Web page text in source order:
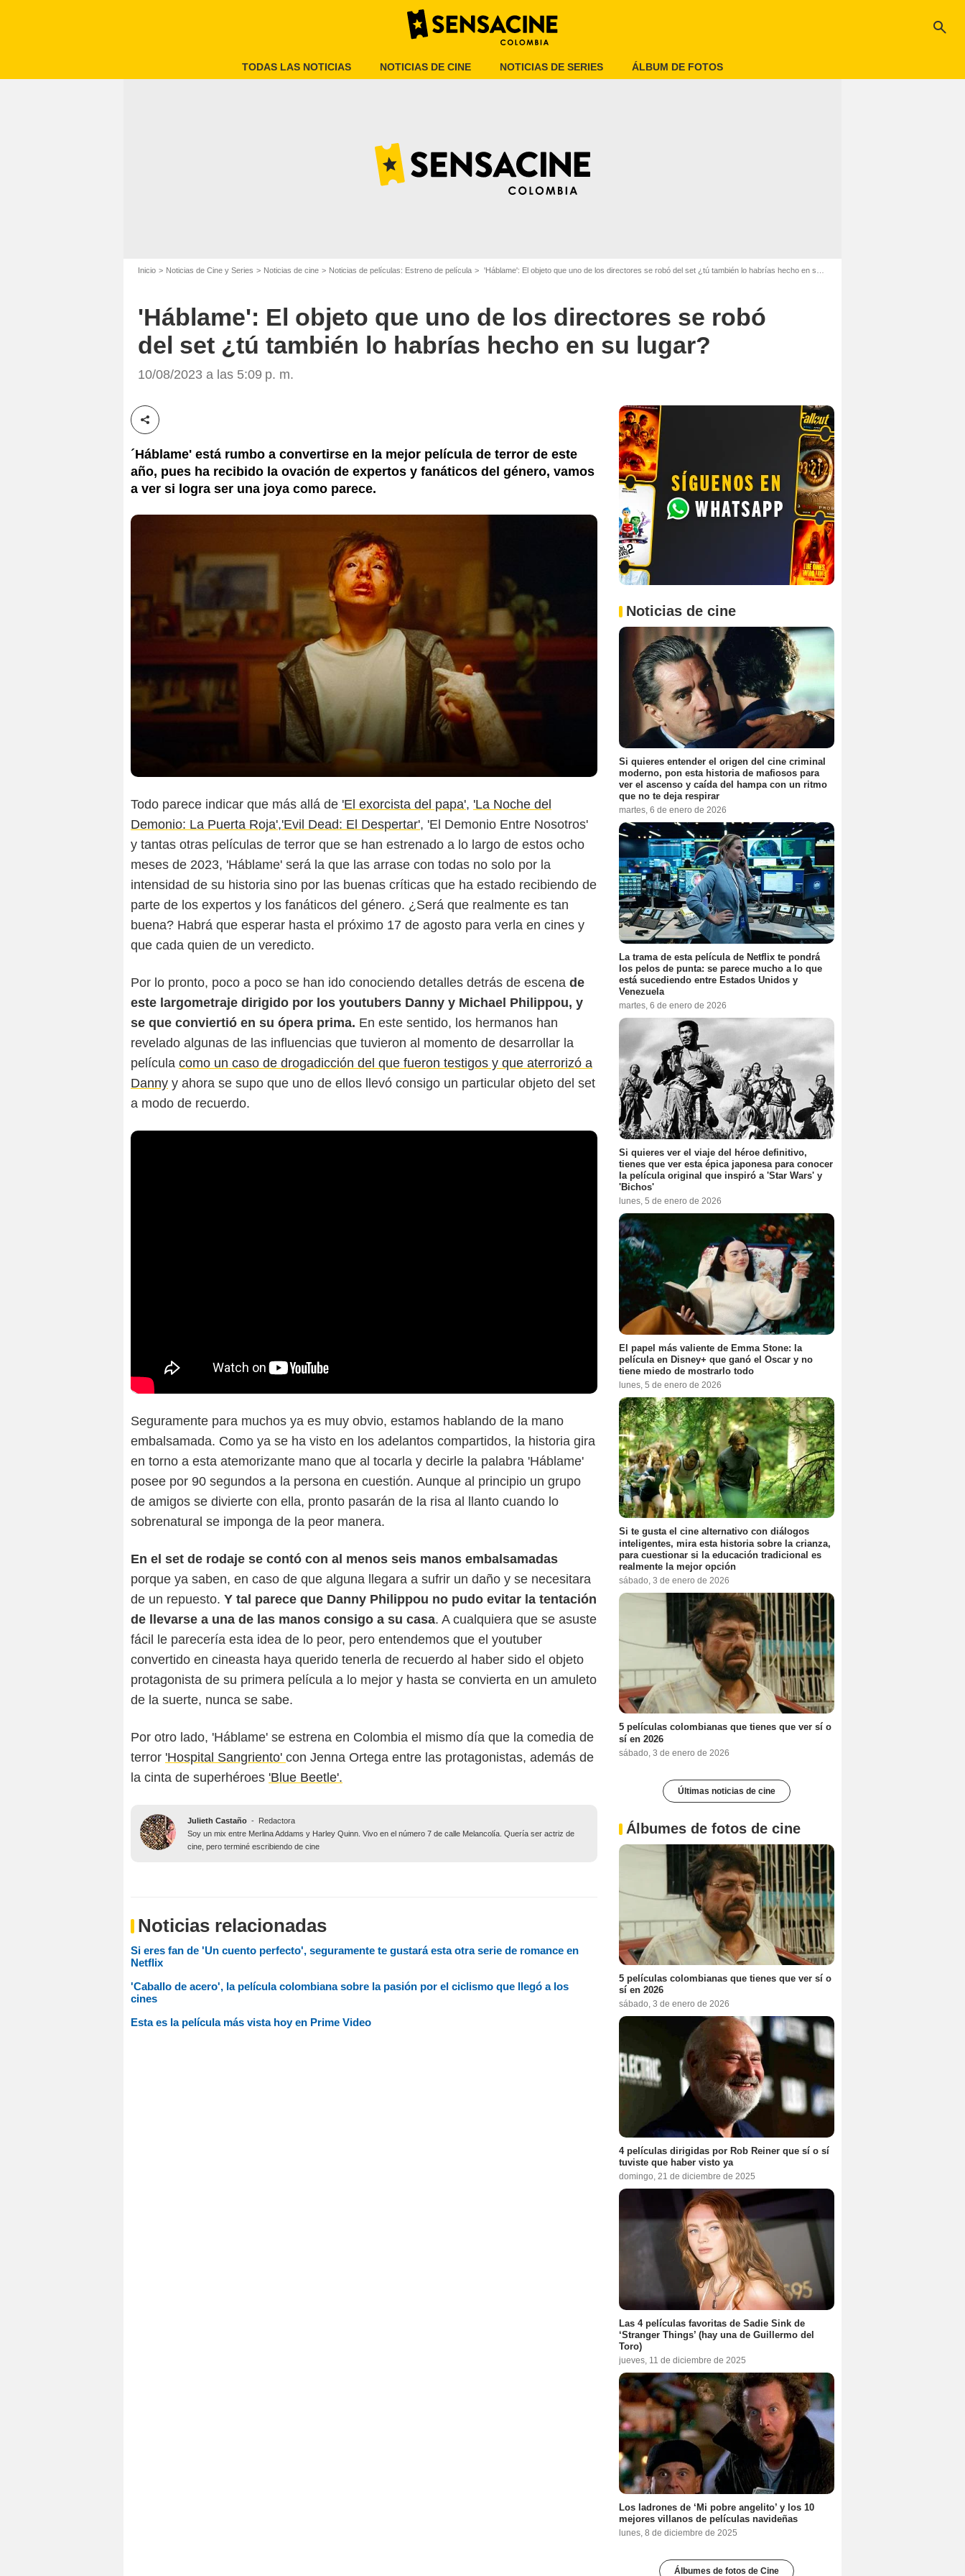
search
TODAS LAS NOTICIAS NOTICIAS DE CINE NOTICIAS DE SERIES ÁLBUM DE FOTOS
Inicio Noticias de Cine y Series Noticias de cine Noticias de películas: Estreno de película 'Háblame': El objeto que uno de los directores se robó del set ¿tú también lo habrías hecho en su lugar?
'Háblame': El objeto que uno de los directores se robó
del set ¿tú también lo habrías hecho en su lugar?
10/08/2023 a las 5:09 p. m.
Compartir esta noticia
´Háblame' está rumbo a convertirse en la mejor película de terror de este
año, pues ha recibido la ovación de expertos y fanáticos del género, vamos
a ver si logra ser una joya como parece.
Todo parece indicar que más allá de 'El exorcista del papa', 'La Noche del
Demonio: La Puerta Roja','Evil Dead: El Despertar', 'El Demonio Entre Nosotros'
y tantas otras películas de terror que se han estrenado a lo largo de estos ocho
meses de 2023, 'Háblame' será la que las arrase con todas no solo por la
intensidad de su historia sino por las buenas críticas que ha estado recibiendo de
parte de los expertos y los fanáticos del género. ¿Será que realmente es tan
buena? Habrá que esperar hasta el próximo 17 de agosto para verla en cines y
que cada quien de un veredicto.
Por lo pronto, poco a poco se han ido conociendo detalles detrás de escena de
este largometraje dirigido por los youtubers Danny y Michael Philippou, y
se que conviertió en su ópera prima. En este sentido, los hermanos han
revelado algunas de las influencias que tuvieron al momento de desarrollar la
película como un caso de drogadicción del que fueron testigos y que aterrorizó a
Danny y ahora se supo que uno de ellos llevó consigo un particular objeto del set
a modo de recuerdo.
Seguramente para muchos ya es muy obvio, estamos hablando de la mano
embalsamada. Como ya se ha visto en los adelantos compartidos, la historia gira
en torno a esta atemorizante mano que al tocarla y decirle la palabra 'Háblame'
posee por 90 segundos a la persona en cuestión. Aunque al principio un grupo
de amigos se divierte con ella, pronto pasarán de la risa al llanto cuando lo
sobrenatural se imponga de la peor manera.
En el set de rodaje se contó con al menos seis manos embalsamadas
porque ya saben, en caso de que alguna llegara a sufrir un daño y se necesitara
de un repuesto. Y tal parece que Danny Philippou no pudo evitar la tentación
de llevarse a una de las manos consigo a su casa. A cualquiera que se asuste
fácil le parecería esta idea de lo peor, pero entendemos que el youtuber
convertido en cineasta haya querido tenerla de recuerdo al haber sido el objeto
protagonista de su primera película a lo mejor y hasta se convierta en un amuleto
de la suerte, nunca se sabe.
Por otro lado, 'Háblame' se estrena en Colombia el mismo día que la comedia de
terror 'Hospital Sangriento' con Jenna Ortega entre las protagonistas, además de
la cinta de superhéroes 'Blue Beetle'.
Julieth Castaño - Redactora
Soy un mix entre Merlina Addams y Harley Quinn. Vivo en el número 7 de calle Melancolía. Quería ser actriz de
cine, pero terminé escribiendo de cine
Noticias relacionadas
Si eres fan de 'Un cuento perfecto', seguramente te gustará esta otra serie de romance en
Netflix
'Caballo de acero', la película colombiana sobre la pasión por el ciclismo que llegó a los
cines
Esta es la película más vista hoy en Prime Video
Noticias de cine
Si quieres entender el origen del cine criminal
moderno, pon esta historia de mafiosos para
ver el ascenso y caída del hampa con un ritmo
que no te deja respirar
martes, 6 de enero de 2026
La trama de esta película de Netflix te pondrá
los pelos de punta: se parece mucho a lo que
está sucediendo entre Estados Unidos y
Venezuela
martes, 6 de enero de 2026
Si quieres ver el viaje del héroe definitivo,
tienes que ver esta épica japonesa para conocer
la película original que inspiró a 'Star Wars' y
'Bichos'
lunes, 5 de enero de 2026
El papel más valiente de Emma Stone: la
película en Disney+ que ganó el Oscar y no
tiene miedo de mostrarlo todo
lunes, 5 de enero de 2026
Si te gusta el cine alternativo con diálogos
inteligentes, mira esta historia sobre la crianza,
para cuestionar si la educación tradicional es
realmente la mejor opción
sábado, 3 de enero de 2026
5 películas colombianas que tienes que ver sí o
sí en 2026
sábado, 3 de enero de 2026
Últimas noticias de cine
Álbumes de fotos de cine
5 películas colombianas que tienes que ver sí o
sí en 2026
sábado, 3 de enero de 2026
4 películas dirigidas por Rob Reiner que sí o sí
tuviste que haber visto ya
domingo, 21 de diciembre de 2025
Las 4 películas favoritas de Sadie Sink de
‘Stranger Things’ (hay una de Guillermo del
Toro)
jueves, 11 de diciembre de 2025
Los ladrones de ‘Mi pobre angelito’ y los 10
mejores villanos de películas navideñas
lunes, 8 de diciembre de 2025
Álbumes de fotos de Cine